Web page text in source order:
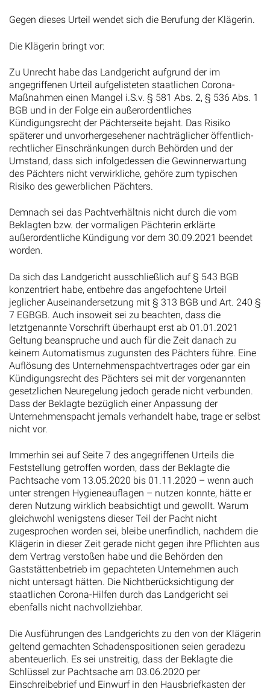
Gegen dieses Urteil wendet sich die Berufung der Klägerin.
Die Klägerin bringt vor:
Zu Unrecht habe das Landgericht aufgrund der im
angegriffenen Urteil aufgelisteten staatlichen Corona-
Maßnahmen einen Mangel i.S.v. § 581 Abs. 2, § 536 Abs. 1
BGB und in der Folge ein außerordentliches
Kündigungsrecht der Pächterseite bejaht. Das Risiko
späterer und unvorhergesehener nachträglicher öffentlich-
rechtlicher Einschränkungen durch Behörden und der
Umstand, dass sich infolgedessen die Gewinnerwartung
des Pächters nicht verwirkliche, gehöre zum typischen
Risiko des gewerblichen Pächters.
Demnach sei das Pachtverhältnis nicht durch die vom
Beklagten bzw. der vormaligen Pächterin erklärte
außerordentliche Kündigung vor dem 30.09.2021 beendet
worden.
Da sich das Landgericht ausschließlich auf § 543 BGB
konzentriert habe, entbehre das angefochtene Urteil
jeglicher Auseinandersetzung mit § 313 BGB und Art. 240 §
7 EGBGB. Auch insoweit sei zu beachten, dass die
letztgenannte Vorschrift überhaupt erst ab 01.01.2021
Geltung beanspruche und auch für die Zeit danach zu
keinem Automatismus zugunsten des Pächters führe. Eine
Auflösung des Unternehmenspachtvertrages oder gar ein
Kündigungsrecht des Pächters sei mit der vorgenannten
gesetzlichen Neuregelung jedoch gerade nicht verbunden.
Dass der Beklagte bezüglich einer Anpassung der
Unternehmenspacht jemals verhandelt habe, trage er selbst
nicht vor.
Immerhin sei auf Seite 7 des angegriffenen Urteils die
Feststellung getroffen worden, dass der Beklagte die
Pachtsache vom 13.05.2020 bis 01.11.2020 – wenn auch
unter strengen Hygieneauflagen – nutzen konnte, hätte er
deren Nutzung wirklich beabsichtigt und gewollt. Warum
gleichwohl wenigstens dieser Teil der Pacht nicht
zugesprochen worden sei, bleibe unerfindlich, nachdem die
Klägerin in dieser Zeit gerade nicht gegen ihre Pflichten aus
dem Vertrag verstoßen habe und die Behörden den
Gaststättenbetrieb im gepachteten Unternehmen auch
nicht untersagt hätten. Die Nichtberücksichtigung der
staatlichen Corona-Hilfen durch das Landgericht sei
ebenfalls nicht nachvollziehbar.
Die Ausführungen des Landgerichts zu den von der Klägerin
geltend gemachten Schadenspositionen seien geradezu
abenteuerlich. Es sei unstreitig, dass der Beklagte die
Schlüssel zur Pachtsache am 03.06.2020 per
Einschreibebrief und Einwurf in den Hausbriefkasten der